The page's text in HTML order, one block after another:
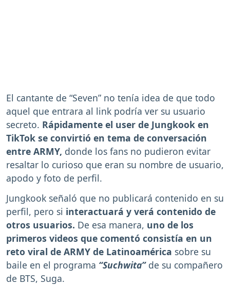
El cantante de “Seven” no tenía idea de que todo
aquel que entrara al link podría ver su usuario
secreto. Rápidamente el user de Jungkook en
TikTok se convirtió en tema de conversación
entre ARMY, donde los fans no pudieron evitar
resaltar lo curioso que eran su nombre de usuario,
apodo y foto de perfil.
Jungkook señaló que no publicará contenido en su
perfil, pero si interactuará y verá contenido de
otros usuarios. De esa manera, uno de los
primeros videos que comentó consistía en un
reto viral de ARMY de Latinoamérica sobre su
baile en el programa “Suchwita”de su compañero
de BTS, Suga.